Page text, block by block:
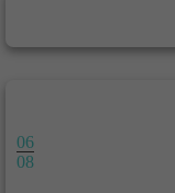
06
08